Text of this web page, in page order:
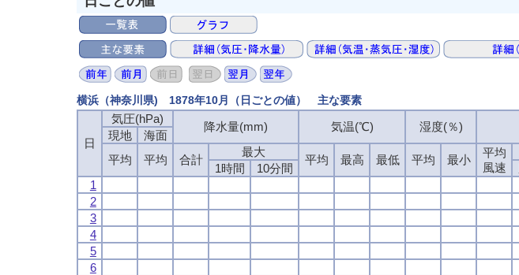
横浜（神奈川県) 1878年10月（日ごとの値） 主な要素
日
気圧(hPa)
降水量(mm) 気温(℃) 湿度(％)
現地
海面
平均
平均 合計
最大
平均 最高 最低 平均 最小
平均
風速
1時間 10分間
1
2
3
4
5
6